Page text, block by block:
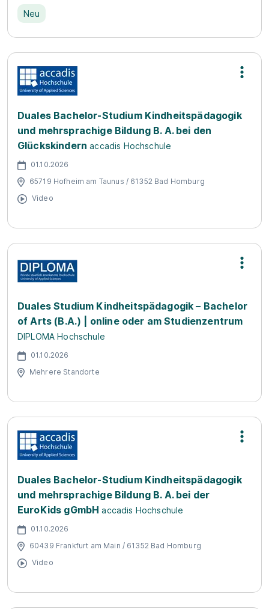
Neu
Duales Bachelor-Studium Kindheitspädagogik
und mehrsprachige Bildung B. A. bei den
Glückskindern accadis Hochschule
01.10.2026
65719 Hofheim am Taunus / 61352 Bad Homburg
Video
Duales Studium Kindheitspädagogik – Bachelor
of Arts (B.A.) | online oder am Studienzentrum
DIPLOMA Hochschule
01.10.2026
Mehrere Standorte
Duales Bachelor-Studium Kindheitspädagogik
und mehrsprachige Bildung B. A. bei der
EuroKids gGmbH accadis Hochschule
01.10.2026
60439 Frankfurt am Main / 61352 Bad Homburg
Video